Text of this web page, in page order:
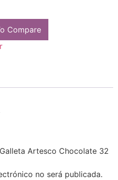
Compare
Artesco Chocolate 32
no será publicada.